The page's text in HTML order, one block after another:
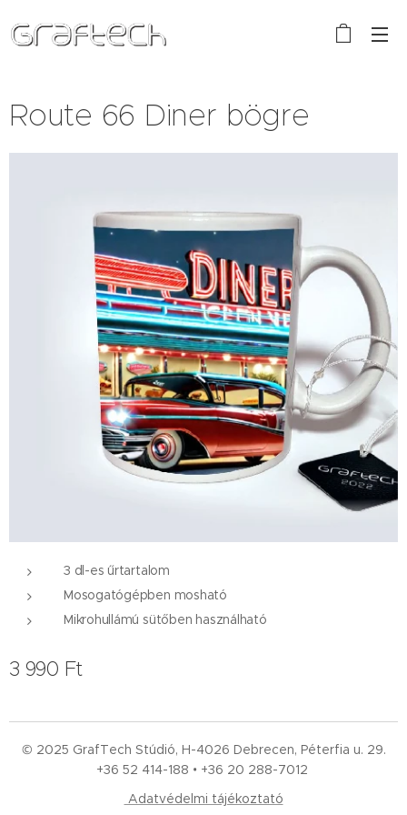
Route 66 Diner bögre
3 dl-es űrtartalom
Mosogatógépben mosható
Mikrohullámú sütőben használható
3 990 Ft
© 2025 GrafTech Stúdió, H-4026 Debrecen, Péterfia u. 29.
+36 52 414-188 • +36 20 288-7012
Adatvédelmi tájékoztató